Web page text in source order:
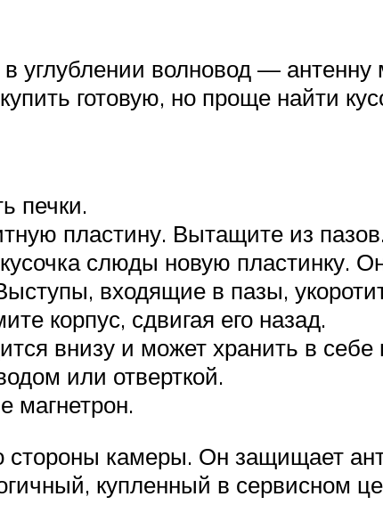
углублении волновод — антенну
готовую, но проще найти
печки.
пластину. Вытащите из
слюды новую пластинку.
входящие в пазы,
корпус, сдвигая его назад.
внизу и может хранить в
или отверткой.
магнетрон.
стороны камеры. Он защищает
купленный в сервисном